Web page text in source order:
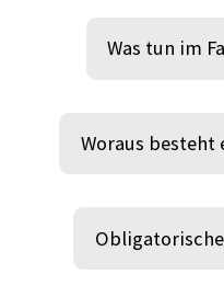
Was tun im
Woraus